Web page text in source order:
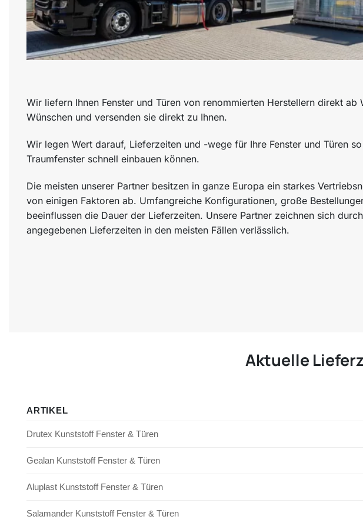
Wir liefern Ihnen Fenster und Türen von renommierten Herstellern direkt
Wünschen und versenden sie direkt zu Ihnen.
Wir legen Wert darauf, Lieferzeiten und -wege für Ihre Fenster und Türen
Traumfenster schnell einbauen können.
Die meisten unserer Partner besitzen in ganze Europa ein starkes
von einigen Faktoren ab. Umfangreiche Konfigurationen, große
beeinflussen die Dauer der Lieferzeiten. Unsere Partner zeichnen sich
angegebenen Lieferzeiten in den meisten Fällen verlässlich.
Aktuelle
ARTIKEL
Drutex Kunststoff Fenster & Türen
Gealan Kunststoff Fenster & Türen
Aluplast Kunststoff Fenster & Türen
Salamander Kunststoff Fenster & Türen